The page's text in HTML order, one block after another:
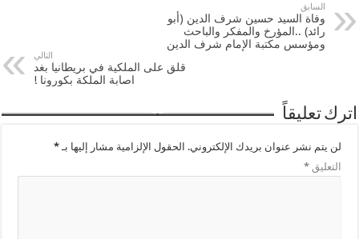
السابق
وفاة السيد حسين شرف الدين (أبو
رائد) ..المؤرخ والمفكر والباحث
ومؤسس مكتبة الإمام شرف الدين
التالي
قلق على الملكية في بريطانيا بغد
اصابة الملكة بكورونا !
اترك تعليقاً
لن يتم نشر عنوان بريدك الإلكتروني. الحقول الإلزامية مشار إليها بـ*
التعليق*